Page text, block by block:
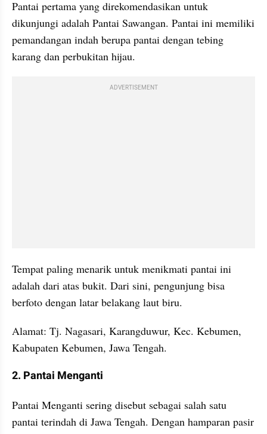
Pantai pertama yang direkomendasikan untuk
dikunjungi adalah Pantai Sawangan. Pantai ini memiliki
pemandangan indah berupa pantai dengan tebing
karang dan perbukitan hijau.
ADVERTISEMENT
Tempat paling menarik untuk menikmati pantai ini
adalah dari atas bukit. Dari sini, pengunjung bisa
berfoto dengan latar belakang laut biru.
Alamat: Tj. Nagasari, Karangduwur, Kec. Kebumen,
Kabupaten Kebumen, Jawa Tengah.
2. Pantai Menganti
Pantai Menganti sering disebut sebagai salah satu
pantai terindah di Jawa Tengah. Dengan hamparan pasir